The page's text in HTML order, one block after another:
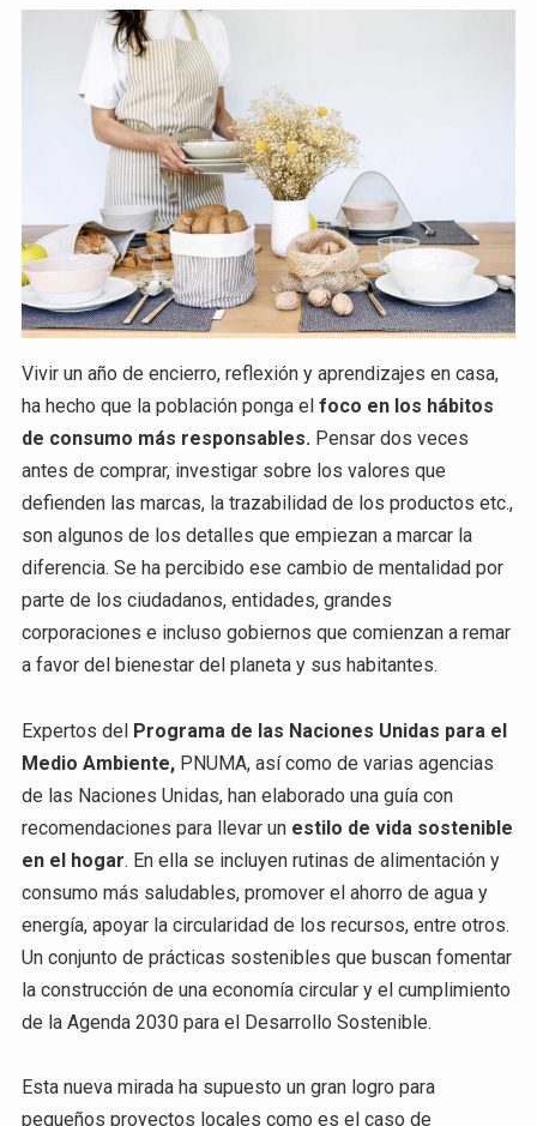
Vivir un año de encierro, reflexión y aprendizajes en casa,
ha hecho que la población ponga el foco en los hábitos
de consumo más responsables. Pensar dos veces
antes de comprar, investigar sobre los valores que
defienden las marcas, la trazabilidad de los productos etc.,
son algunos de los detalles que empiezan a marcar la
diferencia. Se ha percibido ese cambio de mentalidad por
parte de los ciudadanos, entidades, grandes
corporaciones e incluso gobiernos que comienzan a remar
a favor del bienestar del planeta y sus habitantes.
Expertos del Programa de las Naciones Unidas para el
Medio Ambiente,PNUMA, así como de varias agencias
de las Naciones Unidas, han elaborado una guía con
recomendaciones para llevar un estilo de vida sostenible
en el hogar. En ella se incluyen rutinas de alimentación y
consumo más saludables, promover el ahorro de agua y
energía, apoyar la circularidad de los recursos, entre otros.
Un conjunto de prácticas sostenibles que buscan fomentar
la construcción de una economía circular y el cumplimiento
de la Agenda 2030 para el Desarrollo Sostenible.
Esta nueva mirada ha supuesto un gran logro para
pequeños proyectos locales como es el caso de